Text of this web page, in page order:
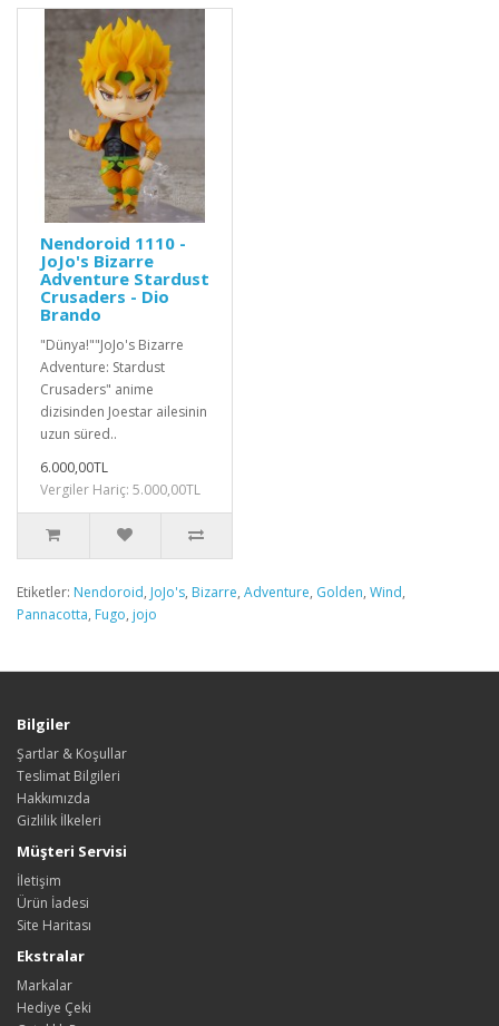
Nendoroid 1110 -
JoJo's Bizarre
Adventure Stardust
Crusaders - Dio
Brando
"Dünya!""JoJo's Bizarre
Adventure: Stardust
Crusaders" anime
dizisinden Joestar ailesinin
uzun süred..
6.000,00TL
Vergiler Hariç: 5.000,00TL
Etiketler: Nendoroid, JoJo's, Bizarre, Adventure, Golden, Wind,
Pannacotta, Fugo, jojo
Bilgiler
Şartlar & Koşullar
Teslimat Bilgileri
Hakkımızda
Gizlilik İlkeleri
Müşteri Servisi
İletişim
Ürün İadesi
Site Haritası
Ekstralar
Markalar
Hediye Çeki